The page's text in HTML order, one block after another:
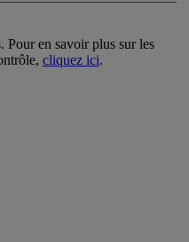
Pour en savoir plus sur les
cliquez ici.